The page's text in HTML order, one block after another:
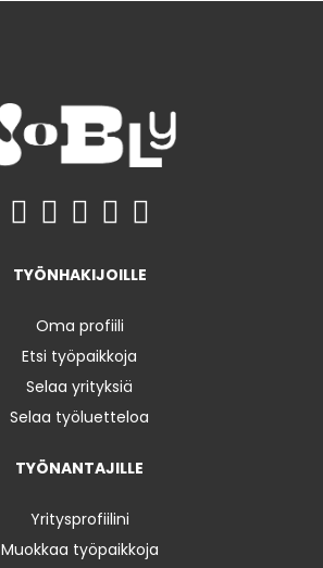
TYÖNHAKIJOILLE
Oma profiili
Etsi työpaikkoja
Selaa yrityksiä
Selaa työluetteloa
TYÖNANTAJILLE
Yritysprofiilini
Muokkaa työpaikkoja